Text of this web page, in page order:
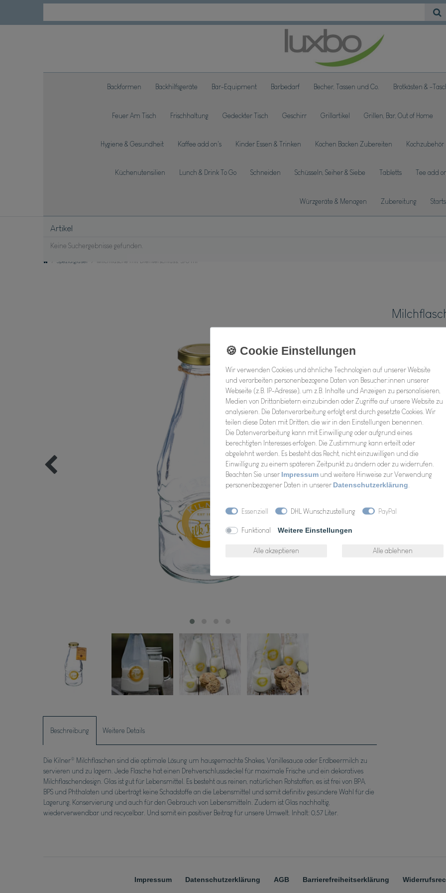
Backformen Backhilfsgeräte Bar-Equipment Barbedarf Becher, Tassen und Co. Brotkästen & -
Feuer Am Tisch Frischhaltung Gedeckter Tisch Geschirr Grillartikel Grillen, Bar, Out of Home
Hygiene & Gesundheit Kaffee add on's Kinder Essen & Trinken Kochen Backen Zubereiten Kochzubehör
Küchenutensilien Lunch & Drink To Go Schneiden Schüsseln, Seiher & Siebe Tabletts Tee add
Würzgeräte & Menagen Zubereitung
Artikel
Keine Suchergebnisse gefunden.
Spezialgläser Milchflasche mit Drehverschluss, 570 ml
8,02
Inhalt 1 Stück
Verfügbarkeit:
Beschreibung Weitere Details
Die Kilner® Milchflaschen sind die optimale Lösung um hausgemachte Shakes, Vanillesauce oder Erdbeermilch zu
servieren und zu lagern. Jede Flasche hat einen Drehverschlussdeckel für maximale Frische und ein dekoratives
Milchflaschendesign. Glas ist gut für Lebensmittel. Es besteht aus reinen, natürlichen Rohstoffen, es ist frei von BPA,
BPS und Phthalaten und überträgt keine Schadstoffe an die Lebensmittel und somit definitiv gesündere Wahl für die
Lagerung, Konservierung und auch für den Gebrauch von Lebensmitteln. Zudem ist Glas nachhaltig,
wiederverwendbar und recycelbar. Und somit ein positiver Beitrag für unsere Umwelt. Inhalt: 0,57 Liter.
Wir verwenden Cookies und ähnliche Technologien auf unserer Website
und verarbeiten personenbezogene Daten von Besucher:innen unserer
Webseite (z.B. IP-Adresse), um z.B. Inhalte und Anzeigen zu personalisieren,
Medien von Drittanbietern einzubinden oder Zugriffe auf unsere Website zu
analysieren. Die Datenverarbeitung erfolgt erst durch gesetzte Cookies. Wir
teilen diese Daten mit Dritten, die wir in den Einstellungen benennen.
Die Datenverarbeitung kann mit Einwilligung oder aufgrund eines
berechtigten Interesses erfolgen. Die Zustimmung kann erteilt oder
abgelehnt werden. Es besteht das Recht, nicht einzuwilligen und die
Einwilligung zu einem späteren Zeitpunkt zu ändern oder zu widerrufen.
Beachten Sie unser Impressum und weitere Hinweise zur Verwendung
personenbezogener Daten in unserer Daten­schutz­erklärung
Essenziell DHL Wunschzustellung PayPal
Funktional Weitere Einstellungen
Alle akzeptieren Alle ablehnen
Impressum Daten­schutz­erklärung AGB Barrierefreiheitserklärung